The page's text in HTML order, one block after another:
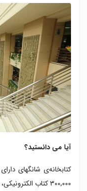
آیا می دانستید؟
کتابخانه‌ی شانگهای